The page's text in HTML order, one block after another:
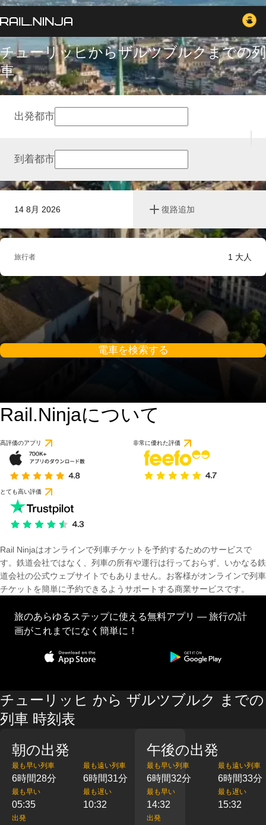
チューリッヒからザルツブルクまでの列
車
14 8月 2026 復路追加
出発都市
到着都市
旅行者 1 大人
電車を検索する
Rail.Ninjaについて
高評価のアプリ 非常に優れた評価
とても高い評価
Rail Ninjaはオンラインで列車チケットを予約するためのサービスで
す。鉄道会社ではなく、列車の所有や運行は行っておらず、いかなる鉄
道会社の公式ウェブサイトでもありません。お客様がオンラインで列車
チケットを簡単に予約できるようサポートする商業サービスです。
旅のあらゆるステップに使える無料アプリ — 旅行の計
画がこれまでになく簡単に！
チューリッヒ から ザルツブルク までの
列車 時刻表
朝の出発
最も早い列車
6時間28分
最も遠い列車
6時間31分
最も早い
05:35
最も遅い
10:32
出発
午後の出発
最も早い列車
6時間32分
最も遠い列車
6時間33分
最も早い
14:32
最も遅い
15:32
出発
9件のレビューに基づ